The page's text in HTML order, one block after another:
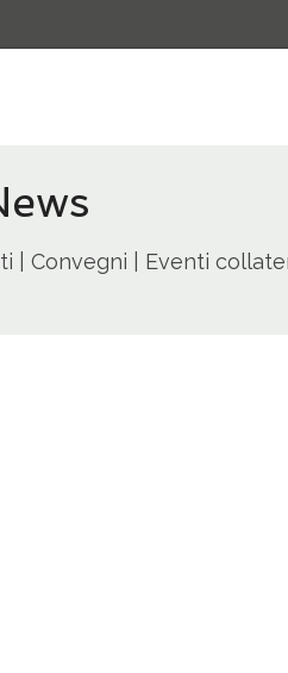
| Convegni | Eventi